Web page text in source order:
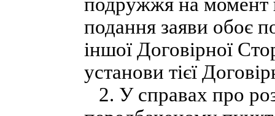
подання заяви обоє
іншої Договірної
установи тієї
2. У справах про